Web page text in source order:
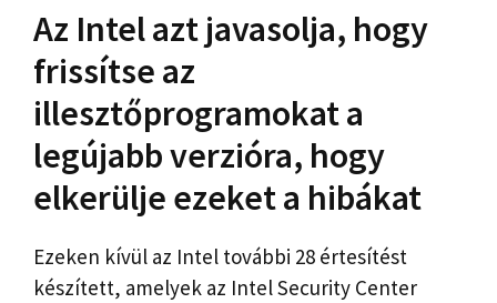
Az Intel azt javasolja, hogy
frissítse az
illesztőprogramokat a
legújabb verzióra, hogy
elkerülje ezeket a hibákat
Ezeken kívül az Intel további 28 értesítést
készített, amelyek az Intel Security Center